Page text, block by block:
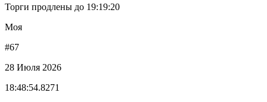
Торги продлены до 19:19:20
Моя
#67
28 Июля 2026
18:48:54.8271